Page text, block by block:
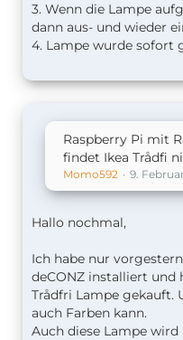
3. Wenn die Lampe
dann aus- und wieder
4. Lampe wurde sofort
Raspberry Pi mit
findet Ikea Trådfi
Momo592 9.
Hallo nochmal,
Ich habe nur
deCONZ installiert und
Trådfri Lampe gekauft.
auch Farben kann.
Auch diese Lampe